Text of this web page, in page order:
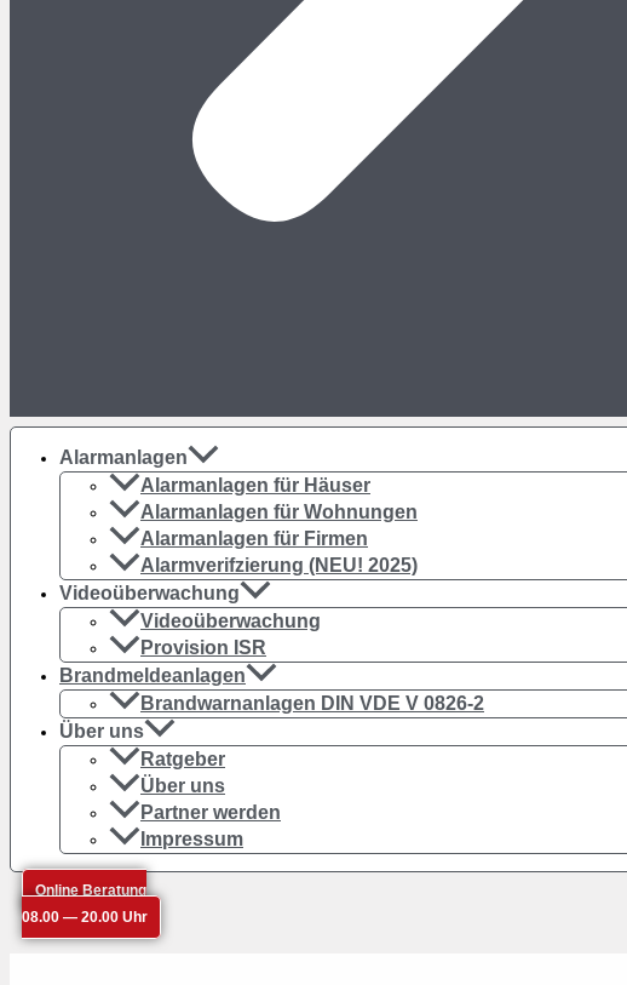
Alarmanlagen
Alarmanlagen für Häuser
Alarmanlagen für Wohnungen
Alarmanlagen für Firmen
Alarmverifzierung (NEU! 2025)
Videoüberwachung
Videoüberwachung
Provision ISR
Brandmeldeanlagen
Brandwarnanlagen DIN VDE V 0826-2
Über uns
Ratgeber
Über uns
Partner werden
Impressum
Online Beratung
08.00 — 20.00 Uhr